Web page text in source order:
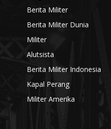
Berita Militer
Berita Militer Dunia
Militer
Alutsista
Berita Militer Indonesia
Kapal Perang
Militer Amerika